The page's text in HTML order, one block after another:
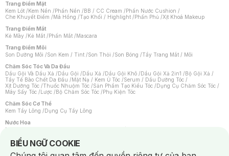
Trang Điểm Mặt
Kem Lót /Kem Nền /Phấn Nền /BB / CC Cream /Phấn Nước Cushion /
Che Khuyết Điểm /Má Hồng /Tạo Khối / Highlight /Phấn Phủ /Xịt Khoá Makeup
Trang Điểm Mắt
Kẻ Mày /Kẻ Mắt /Phấn Mắt /Mascara
Trang Điểm Môi
Son Dưỡng Môi /Son Kem / Tint /Son Thỏi /Son Bóng /Tẩy Trang Mắt / Môi
Chăm Sóc Tóc Và Da Đầu
Dầu Gội Và Dầu Xả /Dầu Gội /Dầu Xả /Dầu Gội Khô /Dầu Gội Xả 2in1 /Bộ Gội Xả /
Tẩy Tế Bào Chết Da Đầu /Mặt Nạ / Kem Ủ Tóc /Serum / Dầu Dưỡng Tóc /
Xịt Dưỡng Tóc /Thuốc Nhuộm Tóc /Sản Phẩm Tạo Kiểu Tóc /Dụng Cụ Chăm Sóc Tóc /
Máy Sấy Tóc /Lược /Bộ Chăm Sóc Tóc /Phụ Kiện Tóc
Chăm Sóc Cơ Thể
Kem Tẩy Lông /Dụng Cụ Tẩy Lông
Nước Hoa
Nước Hoa Nữ
Chăm Sóc Cá Nhân
Chống Muỗi /Khẩu Trang /Máy Massage/Mặt Nạ Xông Hơi /Nước Rửa Tay/
BIỂU NGỮ COOKIE
Notice about cookies usage